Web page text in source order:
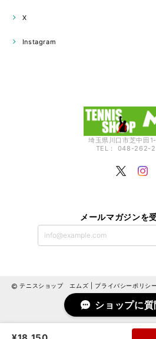
X
Instagram
埼玉県川口市芝中田
TEL： 048-262-
メールマガジンを
テニスショップ エムズ | プライバシーポリシー
ショップに質